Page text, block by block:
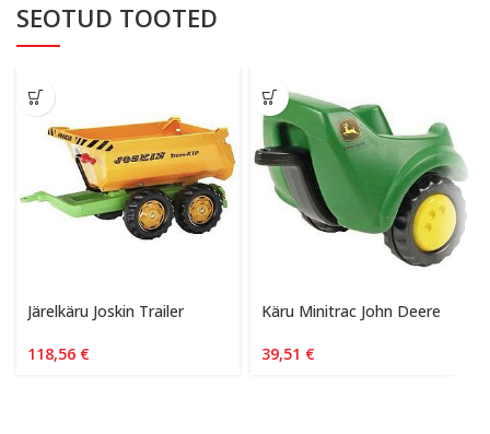
SEOTUD TOOTED
Järelkäru Joskin Trailer
118,56 €
Käru Minitrac John Deere
39,51 €